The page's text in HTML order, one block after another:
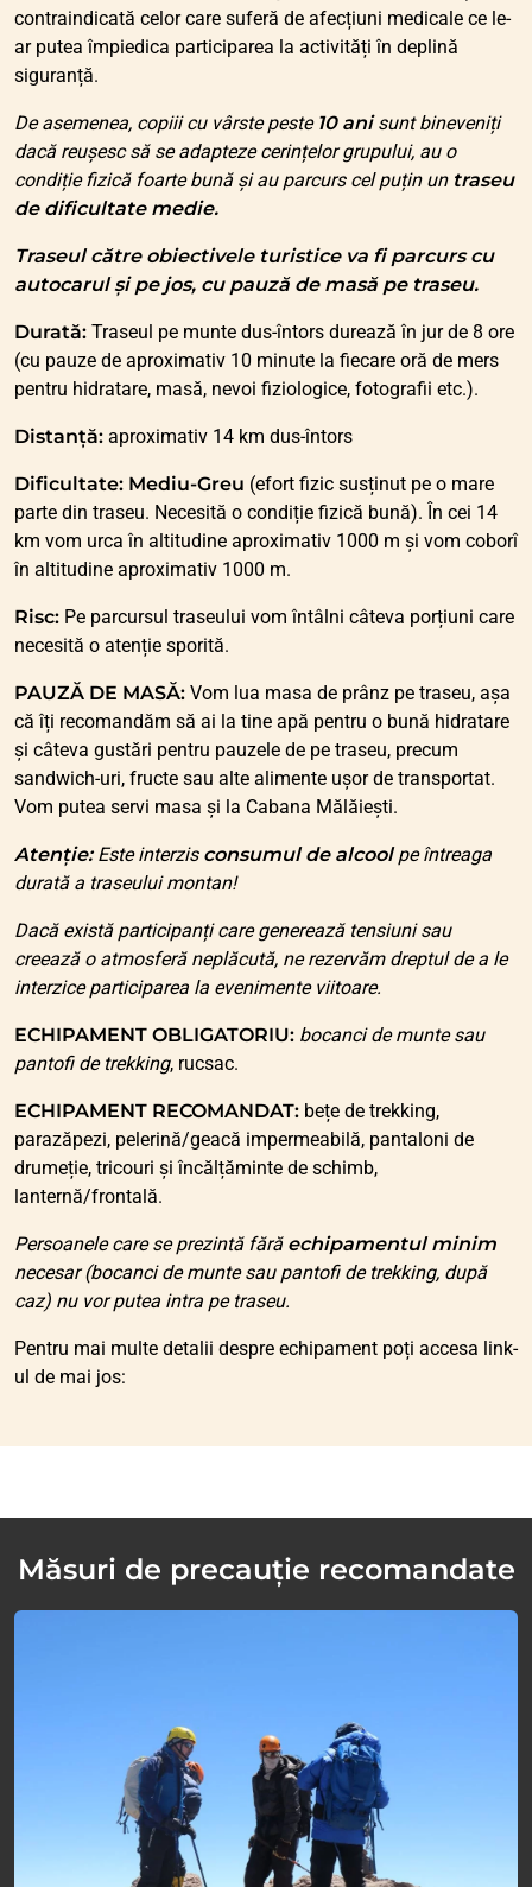
contraindicată celor care suferă de afecțiuni medicale ce le-
ar putea împiedica participarea la activități în deplină
siguranță.
De asemenea, copiii cu vârste peste 10 anisunt bineveniți
dacă reușesc să se adapteze cerințelor grupului, au o
condiție fizică foarte bună și au parcurs cel puțin un traseu
de dificultate medie.
Traseul către obiectivele turistice va fi parcurs cu
autocarul și pe jos, cu pauză de masă pe traseu.
Durată: Traseul pe munte dus-întors durează în jur de 8 ore
(cu pauze de aproximativ 10 minute la fiecare oră de mers
pentru hidratare, masă, nevoi fiziologice, fotografii etc.).
Distanță: aproximativ 14 km dus-întors
Dificultate: Mediu-Greu (efort fizic susținut pe o mare
parte din traseu. Necesită o condiție fizică bună). În cei 14
km vom urca în altitudine aproximativ 1000 m și vom coborî
în altitudine aproximativ 1000 m.
Risc: Pe parcursul traseului vom întâlni câteva porțiuni care
necesită o atenție sporită.
PAUZĂ DE MASĂ: Vom lua masa de prânz pe traseu, așa
că îți recomandăm să ai la tine apă pentru o bună hidratare
și câteva gustări pentru pauzele de pe traseu, precum
sandwich-uri, fructe sau alte alimente ușor de transportat.
Vom putea servi masa și la Cabana Mălăiești.
Atenție:Este interzis consumul de alcoolpe întreaga
durată a traseului montan!
Dacă există participanți care generează tensiuni sau
creează o atmosferă neplăcută, ne rezervăm dreptul de a le
interzice participarea la evenimente viitoare.
ECHIPAMENT OBLIGATORIU: bocanci de munte sau
pantofi de trekking, rucsac.
ECHIPAMENT RECOMANDAT: bețe de trekking,
parazăpezi, pelerină/geacă impermeabilă, pantaloni de
drumeție, tricouri și încălțăminte de schimb,
lanternă/frontală.
Persoanele care se prezintă fără echipamentul minim
necesar (bocanci de munte sau pantofi de trekking, după
caz) nu vor putea intra pe traseu.
Pentru mai multe detalii despre echipament poți accesa link-
ul de mai jos:
Măsuri de precauție recomandate